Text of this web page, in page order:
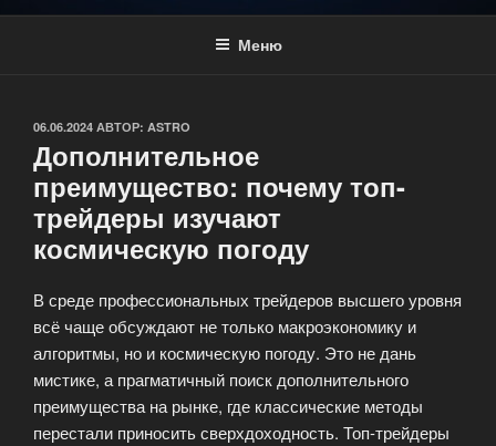
Меню
ОПУБЛИКОВАНО
06.06.2024 АВТОР: ASTRO
Дополнительное
преимущество: почему топ-
трейдеры изучают
космическую погоду
В среде профессиональных трейдеров высшего уровня
всё чаще обсуждают не только макроэкономику и
алгоритмы, но и космическую погоду. Это не дань
мистике, а прагматичный поиск дополнительного
преимущества на рынке, где классические методы
перестали приносить сверхдоходность. Топ-трейдеры